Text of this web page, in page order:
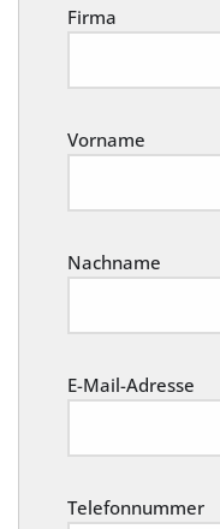
Firma
Vorname
Nachname
E-Mail-Adresse
Telefonnummer